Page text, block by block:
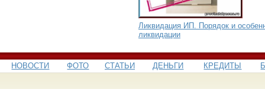
Ликвидация ИП. Порядок и
ликвидации
НОВОСТИ ФОТО СТАТЬИ ДЕНЬГИ КРЕДИТЫ